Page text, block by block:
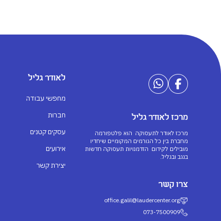
מרכז לאודר גליל
מרכז לאודר לתעסוקה הוא פלטפורמה
מחברת בין כל הגורמים המקומיים שיחדיו
מובילים לקידום הזדמנויות תעסוקה חדשות
בנגב ובגליל.
צרו קשר
office.galil@laudercenter.org
073-7500909
לאודר גליל
מחפשי עבודה
חברות
עסקים קטנים
אירועים
יצירת קשר